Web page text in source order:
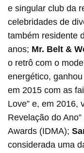
e singular club da
celebridades de
também residente
anos; Mr. Belt &
o retrô com o
energético,
em 2015 com as
Love” e, em 2016,
Revelação do
Awards (IDMA);
considerada uma